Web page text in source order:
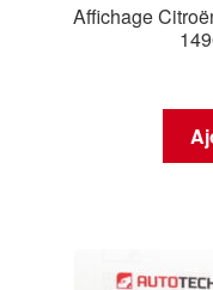
Affichage